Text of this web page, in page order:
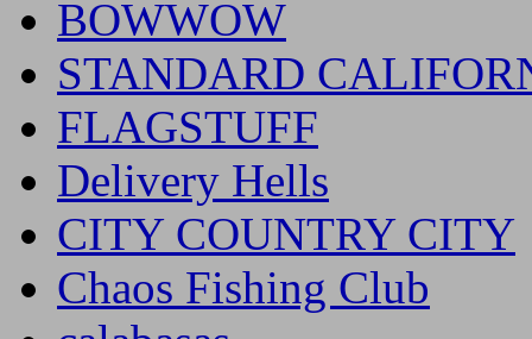
BOWWOW
STANDARD
FLAGSTUFF
Delivery Hells
CITY COUNTRY CITY
Chaos Fishing Club